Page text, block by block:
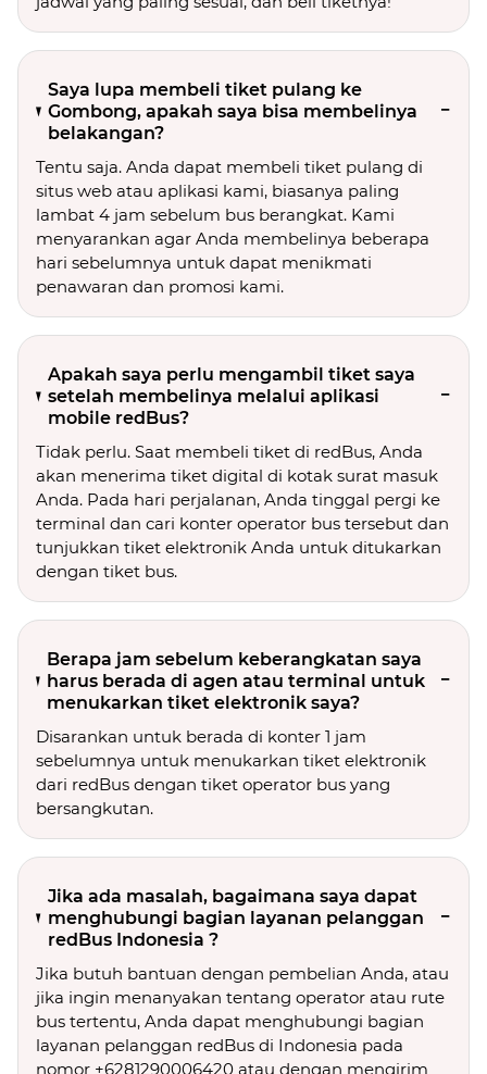
Saya lupa membeli tiket pulang ke
Gombong, apakah saya bisa membelinya
belakangan?
Tentu saja. Anda dapat membeli tiket pulang di
situs web atau aplikasi kami, biasanya paling
lambat 4 jam sebelum bus berangkat. Kami
menyarankan agar Anda membelinya beberapa
hari sebelumnya untuk dapat menikmati
penawaran dan promosi kami.
Apakah saya perlu mengambil tiket saya
setelah membelinya melalui aplikasi
mobile redBus?
Tidak perlu. Saat membeli tiket di redBus, Anda
akan menerima tiket digital di kotak surat masuk
Anda. Pada hari perjalanan, Anda tinggal pergi ke
terminal dan cari konter operator bus tersebut dan
tunjukkan tiket elektronik Anda untuk ditukarkan
dengan tiket bus.
Berapa jam sebelum keberangkatan saya
harus berada di agen atau terminal untuk
menukarkan tiket elektronik saya?
Disarankan untuk berada di konter 1 jam
sebelumnya untuk menukarkan tiket elektronik
dari redBus dengan tiket operator bus yang
bersangkutan.
Jika ada masalah, bagaimana saya dapat
menghubungi bagian layanan pelanggan
redBus Indonesia ?
Jika butuh bantuan dengan pembelian Anda, atau
jika ingin menanyakan tentang operator atau rute
bus tertentu, Anda dapat menghubungi bagian
layanan pelanggan redBus di Indonesia pada
nomor +6281290006420 atau dengan mengirim